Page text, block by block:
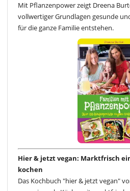
Mit Pflanzenpower zeigt Dreena
vollwertiger Grundlagen gesunde
für die ganze Familie entstehen.
Hier & jetzt vegan: Marktfrisch
kochen
Das Kochbuch "hier & jetzt vegan"